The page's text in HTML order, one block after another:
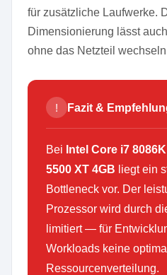
für zusätzliche Laufwerke.
Dimensionierung lässt
ohne das Netzteil
! Fazit &
Bei Intel Core i7 8086K
5500 XT 4GB liegt ein
Bottleneck vor. Der
Prozessor wird durch
limitiert — für
Workloads keine
Ressourcenverteilung.